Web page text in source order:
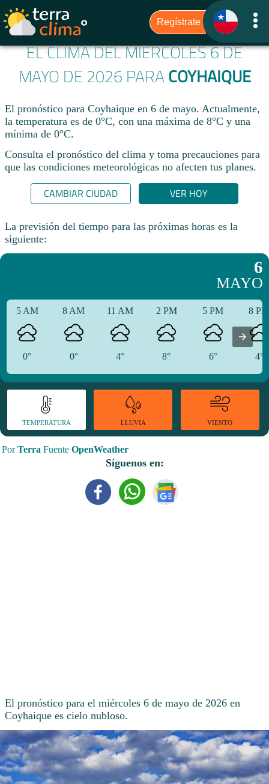
EL CLIMA DEL MIÉRCOLES 6 DE
MAYO DE 2026 PARA COYHAIQUE
El pronóstico para Coyhaique en 6 de mayo. Actualmente,
la temperatura es de 0°C, con una máxima de 8°C y una
mínima de 0°C.
Consulta el pronóstico del clima y toma precauciones para
que las condiciones meteorológicas no afecten tus planes.​
CAMBIAR CIUDAD VER HOY
La previsión del tiempo para las próximas horas es la
siguiente:
6
MAYO
5 AM
0°
8 AM
0°
11 AM
4°
2 PM
8°
5 PM
6°
8
4°
TEMPERATURA LLUVIA VIENTO
PorTerra Fuente OpenWeather
Síguenos en:
El pronóstico para el miércoles 6 de mayo de 2026 en
Coyhaique es cielo nubloso.